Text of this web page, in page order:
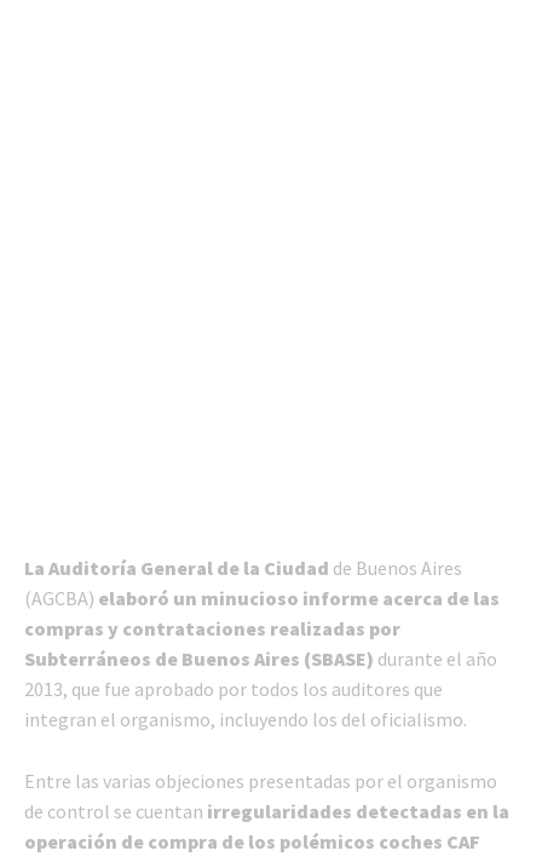
La Auditoría General de la Ciudad de Buenos Aires
(AGCBA) elaboró un minucioso informe acerca de las
compras y contrataciones realizadas por
Subterráneos de Buenos Aires (SBASE) durante el año
2013, que fue aprobado por todos los auditores que
integran el organismo, incluyendo los del oficialismo.
Entre las varias objeciones presentadas por el organismo
de control se cuentan irregularidades detectadas en la
operación de compra de los polémicos coches CAF